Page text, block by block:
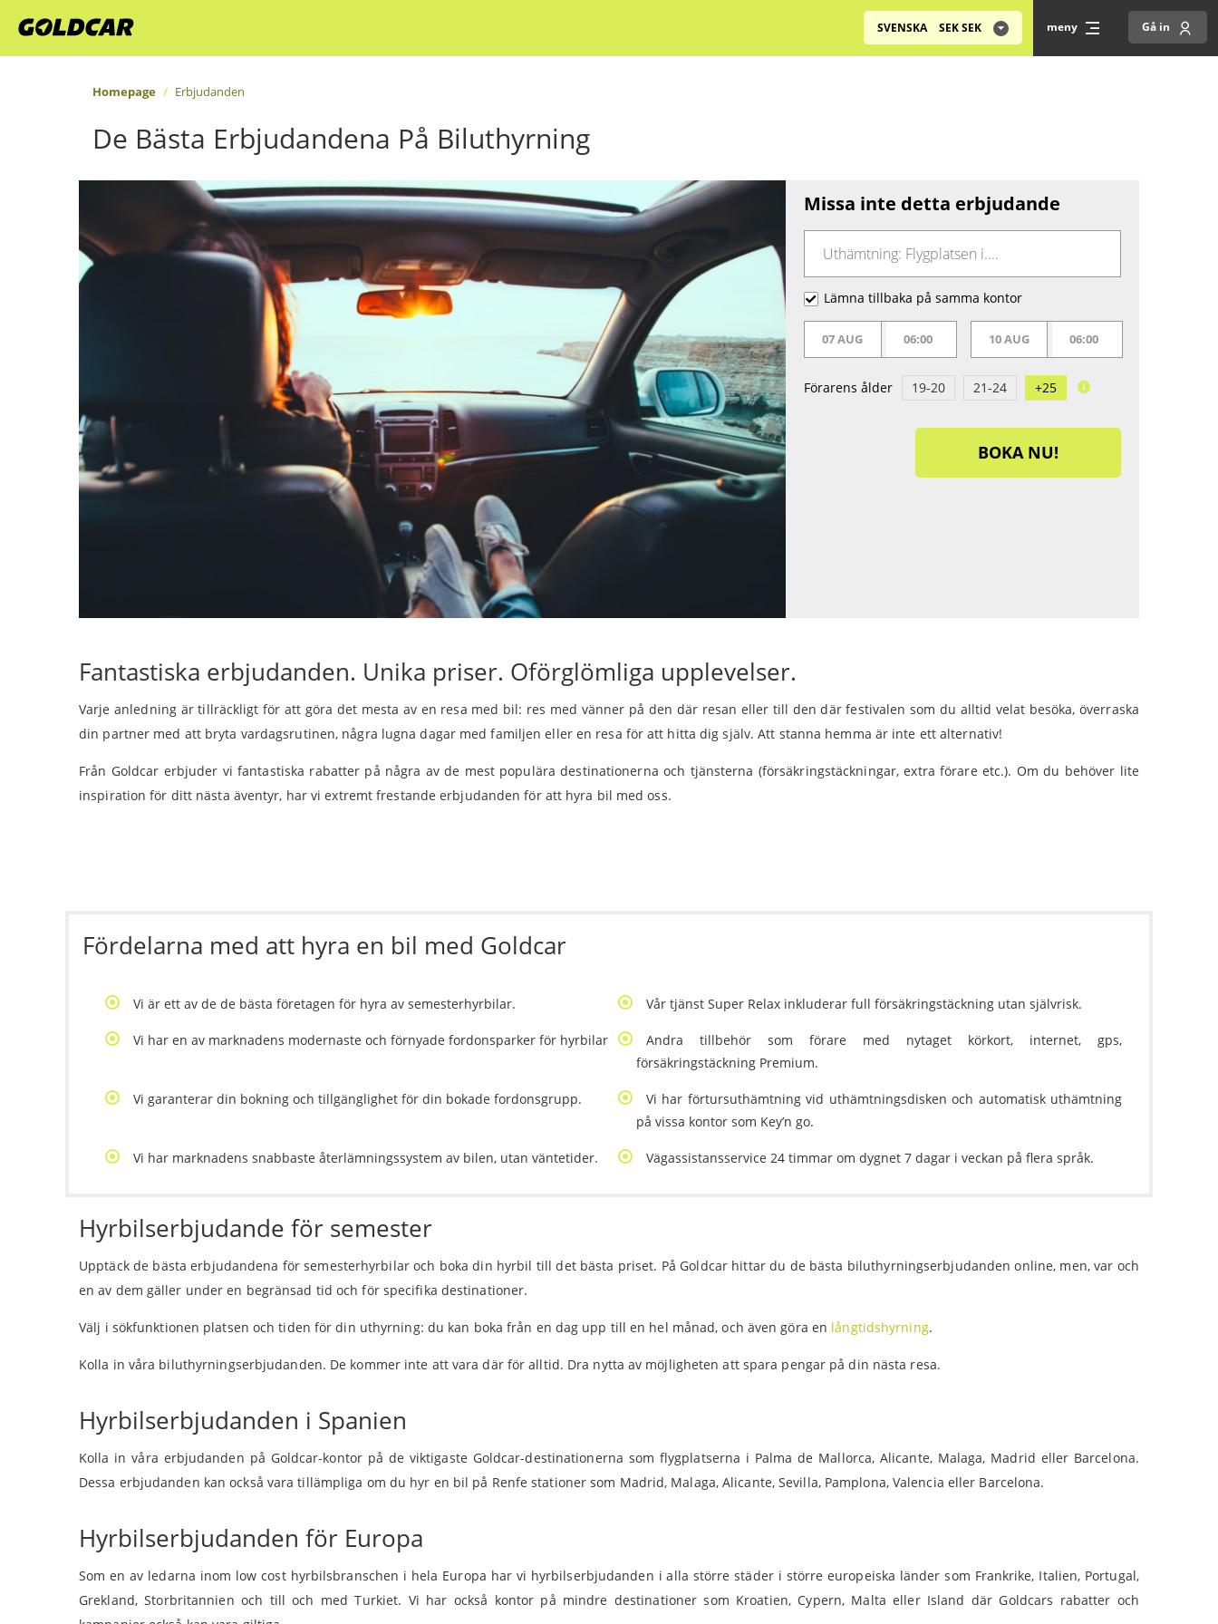
meny Gå in
SVENSKA SEKSEK
Homepage Erbjudanden
De Bästa Erbjudandena På Biluthyrning
Missa inte detta erbjudande
Lämna tillbaka på samma kontor
07 AUG 06:00 10 AUG 06:00
Förarens ålder 19-20 21-24 +25
BOKA NU!
Fantastiska erbjudanden. Unika priser. Oförglömliga upplevelser.
Varje anledning är tillräckligt för att göra det mesta av en resa med bil: res med vänner på den där resan eller till den där festivalen som du alltid velat besöka, överraska
din partner med att bryta vardagsrutinen, några lugna dagar med familjen eller en resa för att hitta dig själv. Att stanna hemma är inte ett alternativ!
Från Goldcar erbjuder vi fantastiska rabatter på några av de mest populära destinationerna och tjänsterna (försäkringstäckningar, extra förare etc.). Om du behöver lite
inspiration för ditt nästa äventyr, har vi extremt frestande erbjudanden för att hyra bil med oss.
Fördelarna med att hyra en bil med Goldcar
Vi är ett av de de bästa företagen för hyra av semesterhyrbilar. Vår tjänst Super Relax inkluderar full försäkringstäckning utan självrisk.
Vi har en av marknadens modernaste och förnyade fordonsparker för hyrbilar
Andra tillbehör som förare med nytaget körkort, internet, gps,
försäkringstäckning Premium.
Vi garanterar din bokning och tillgänglighet för din bokade fordonsgrupp.
Vi har förtursuthämtning vid uthämtningsdisken och automatisk uthämtning
på vissa kontor som Key’n go.
Vi har marknadens snabbaste återlämningssystem av bilen, utan väntetider. Vägassistansservice 24 timmar om dygnet 7 dagar i veckan på flera språk.
Hyrbilserbjudande för semester
Upptäck de bästa erbjudandena för semesterhyrbilar och boka din hyrbil till det bästa priset. På Goldcar hittar du de bästa biluthyrningserbjudanden online, men, var och
en av dem gäller under en begränsad tid och för specifika destinationer.
Välj i sökfunktionen platsen och tiden för din uthyrning: du kan boka från en dag upp till en hel månad, och även göra en långtidshyrning.
Kolla in våra biluthyrningserbjudanden. De kommer inte att vara där för alltid. Dra nytta av möjligheten att spara pengar på din nästa resa.
Hyrbilserbjudanden i Spanien
Kolla in våra erbjudanden på Goldcar-kontor på de viktigaste Goldcar-destinationerna som flygplatserna i Palma de Mallorca, Alicante, Malaga, Madrid eller Barcelona.
Dessa erbjudanden kan också vara tillämpliga om du hyr en bil på Renfe stationer som Madrid, Malaga, Alicante, Sevilla, Pamplona, Valencia eller Barcelona.
Hyrbilserbjudanden för Europa
Som en av ledarna inom low cost hyrbilsbranschen i hela Europa har vi hyrbilserbjudanden i alla större städer i större europeiska länder som Frankrike, Italien, Portugal,
Grekland, Storbritannien och till och med Turkiet. Vi har också kontor på mindre destinationer som Kroatien, Cypern, Malta eller Island där Goldcars rabatter och